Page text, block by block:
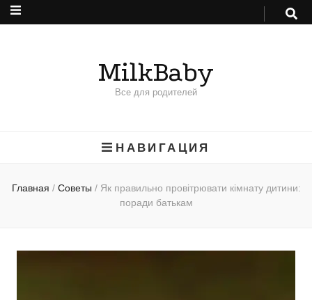
MilkBaby
Все для родителей
НАВИГАЦИЯ
Главная / Советы / Як правильно провітрювати кімнату дитини:
поради батькам